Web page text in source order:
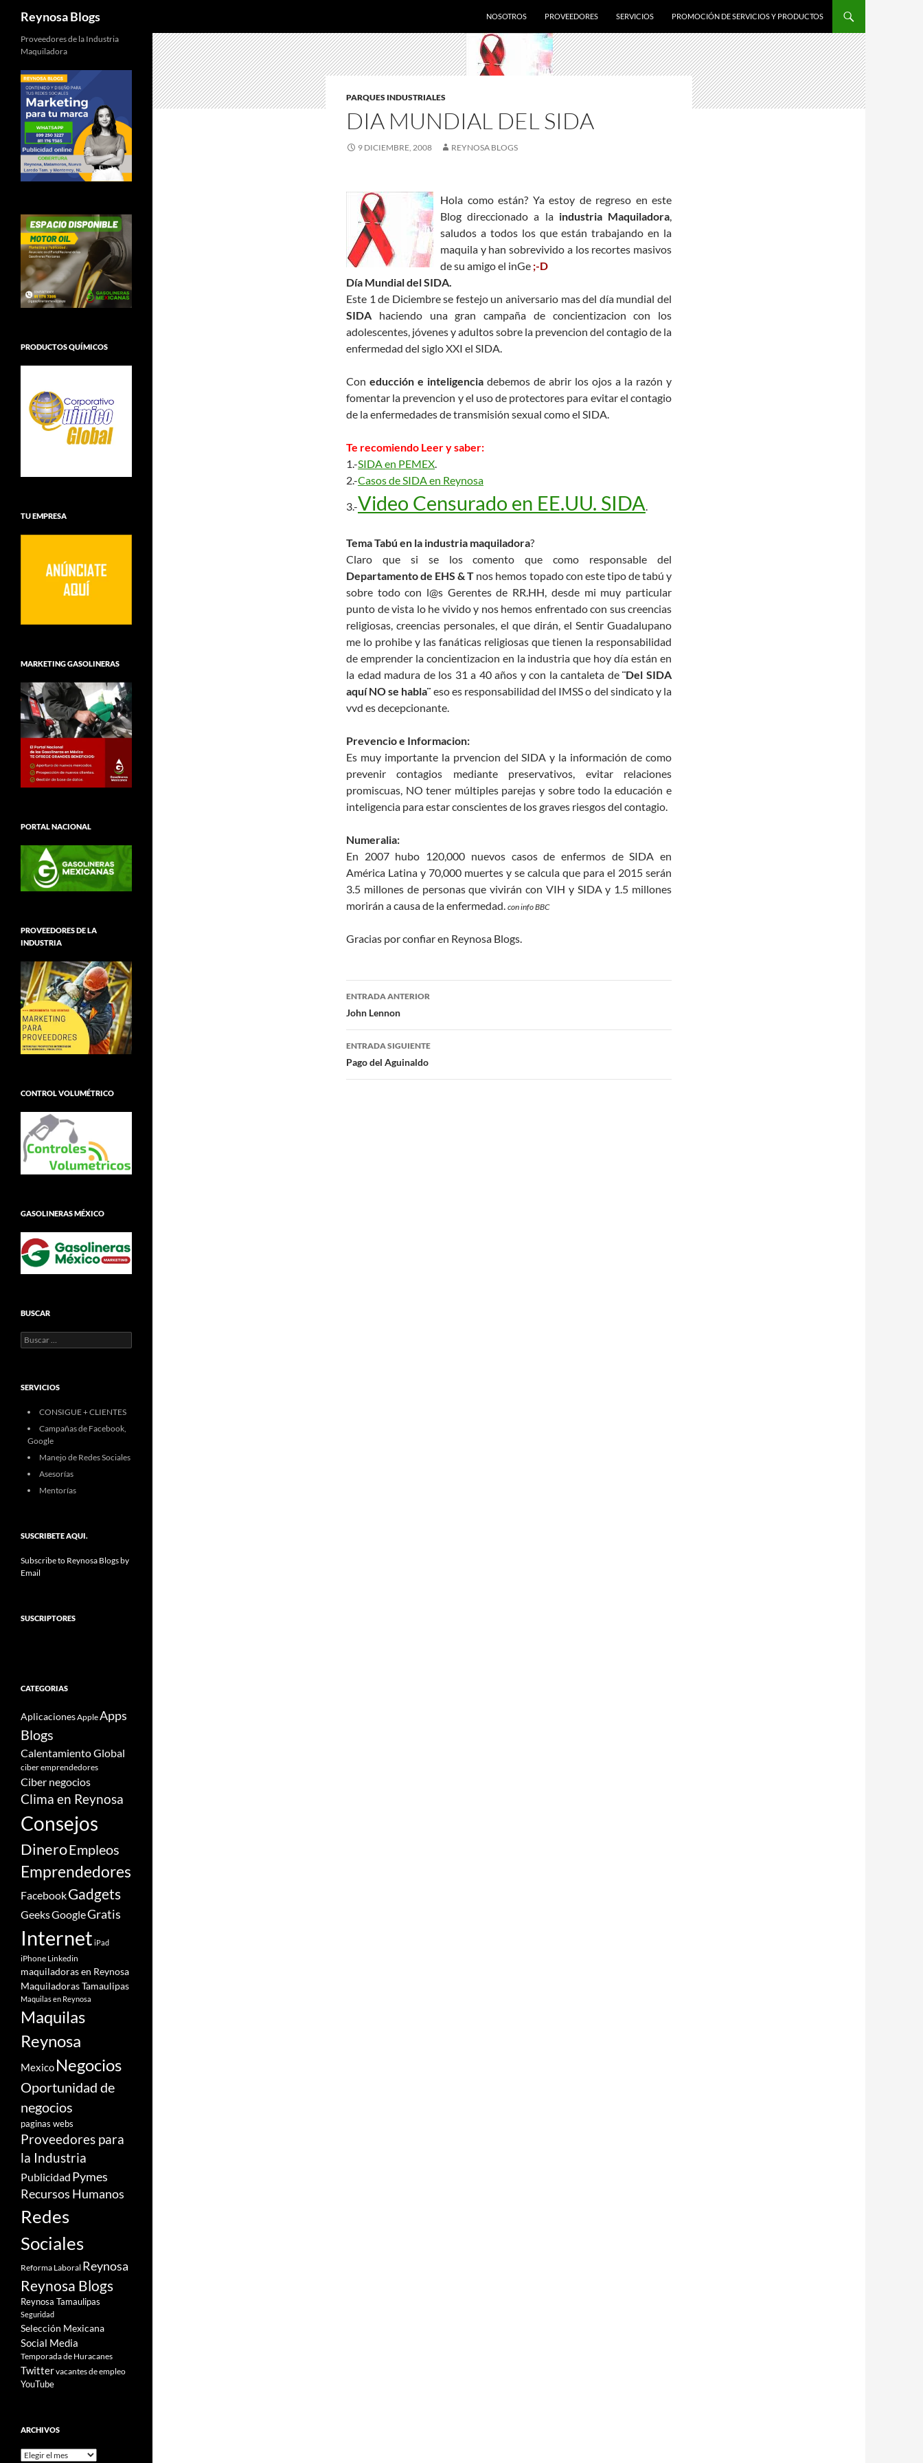
Reynosa Blogs
NOSOTROS
PROVEEDORES SERVICIOS PROMOCIÓN DE SERVICIOS Y PRODUCTOS
PARQUES INDUSTRIALES
DIA MUNDIAL DEL SIDA
9 DICIEMBRE, 2008 REYNOSA BLOGS
Hola como están? Ya estoy de regreso en este
Blog direccionado a la industria Maquiladora,
saludos a todos los que están trabajando en la
maquila y han sobrevivido a los recortes masivos
de su amigo el inGe ;-D
Día Mundial del SIDA.
Este 1 de Diciembre se festejo un aniversario mas del día mundial del
SIDA haciendo una gran campaña de concientizacion con los
adolescentes, jóvenes y adultos sobre la prevencion del contagio de la
enfermedad del siglo XXI el SIDA.
Con educción e inteligencia debemos de abrir los ojos a la razón y
fomentar la prevencion y el uso de protectores para evitar el contagio
de la enfermedades de transmisión sexual como el SIDA.
Te recomiendo Leer y saber:
1.-SIDA en PEMEX.
2.-Casos de SIDA en Reynosa
3.-Video Censurado en EE.UU. SIDA.
Tema Tabú en la industria maquiladora?
Claro que si se los comento que como responsable del
Departamento de EHS & T nos hemos topado con este tipo de tabú y
sobre todo con l@s Gerentes de RR.HH, desde mi muy particular
punto de vista lo he vivido y nos hemos enfrentado con sus creencias
religiosas, creencias personales, el que dirán, el Sentir Guadalupano
me lo prohibe y las fanáticas religiosas que tienen la responsabilidad
de emprender la concientizacion en la industria que hoy día están en
la edad madura de los 31 a 40 años y con la cantaleta de¨Del SIDA
aquí NO se habla¨ eso es responsabilidad del IMSS o del sindicato y la
vvd es decepcionante.
Prevencio e Informacion:
Es muy importante la prvencion del SIDA y la información de como
prevenir contagios mediante preservativos, evitar relaciones
promiscuas, NO tener múltiples parejas y sobre todo la educación e
inteligencia para estar conscientes de los graves riesgos del contagio.
Numeralia:
En 2007 hubo 120,000 nuevos casos de enfermos de SIDA en
América Latina y 70,000 muertes y se calcula que para el 2015 serán
3.5 millones de personas que vivirán con VIH y SIDA y 1.5 millones
morirán a causa de la enfermedad. con info BBC
Gracias por confiar en Reynosa Blogs.
Navegación
de
entradas
ENTRADA ANTERIOR
John Lennon
ENTRADA SIGUIENTE
Pago del Aguinaldo
Proveedores de la Industria
Maquiladora
PRODUCTOS QUÍMICOS
TU EMPRESA
MARKETING GASOLINERAS
PORTAL NACIONAL
PROVEEDORES DE LA
INDUSTRIA
CONTROL VOLUMÉTRICO
GASOLINERAS MÉXICO
BUSCAR
Buscar:
SERVICIOS
CONSIGUE + CLIENTES
Campañas de Facebook,
Google
Manejo de Redes Sociales
Asesorías
Mentorías
SUSCRIBETE AQUI.
Subscribe to Reynosa Blogs by
Email
SUSCRIPTORES
CATEGORIAS
Aplicaciones AppleApps
Blogs
Calentamiento Global
ciber emprendedores
Ciber negocios
Clima en Reynosa
Consejos
DineroEmpleos
Emprendedores
FacebookGadgets
GeeksGoogleGratis
Internet iPad
iPhone Linkedin
maquiladoras en Reynosa
Maquiladoras Tamaulipas
Maquilas en Reynosa
Maquilas
Reynosa
Mexico Negocios
Oportunidad de
negocios
paginas webs
Proveedores para
la Industria
Publicidad Pymes
Recursos Humanos
Redes
Sociales
Reforma Laboral Reynosa
Reynosa Blogs
Reynosa Tamaulipas
Seguridad
Selección Mexicana
Social Media
Temporada de Huracanes
Twittervacantes de empleo
YouTube
ARCHIVOS
Archivos